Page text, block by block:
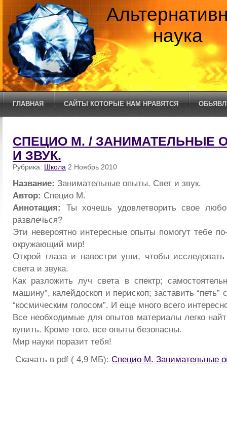
наука
ГЛАВНАЯ САЙТЫ КОТОРЫЕ НАМ НРАВЯТСЯ
СПЕЦИО М. / ЗАНИМАТЕЛЬНЫЕ
И ЗВУК.
Рубрика: Школа 2 Ноябрь 2010
Название: Занимательные опыты. Свет и звук.
Автор: Специо М.
Аннотация: Ты хочешь удовлетворить свое
развлечься?
Эти невероятно интересные опыты помогут тебе
окружающий мир!
Открой глаза и навостри уши, чтобы
света и звука.
Как разложить луч света в спектр;
машину”, калейдоскоп и перископ; заставить “петь”
“космическим голосом”. И еще много всего
Все необходимые для опытов материалы легко
купить. Кроме того, все опыты безопасны.
Мир науки поразит тебя!
Скачать в pdf ( 4,9 МБ): Специо М. Занимательные